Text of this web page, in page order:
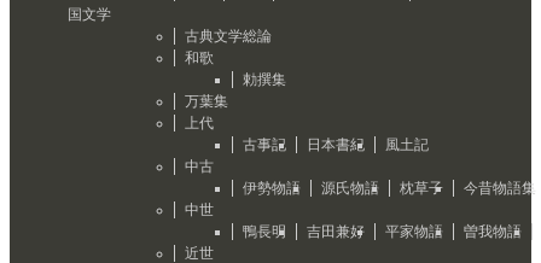
国文学
古典文学総論
和歌
勅撰集
万葉集
上代
古事記
日本書紀
風土記
中古
伊勢物語
源氏物語 枕草子
今昔物語集
中世
鴨長明
吉田兼好 平家物語
曽我物語
近世